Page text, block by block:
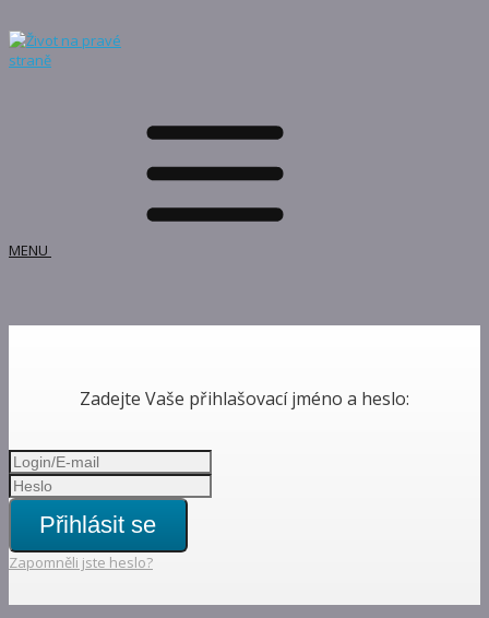
MENU
Zadejte Vaše přihlašovací jméno a heslo:
Přihlásit se
Zapomněli jste heslo?